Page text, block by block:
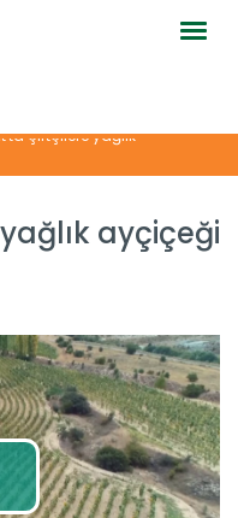
çiftçilere yağlık
ayçiçeği